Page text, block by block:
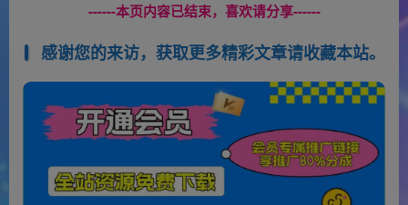
------本页内容已结束，喜欢请分享------
感谢您的来访，获取更多精彩文章请收藏本站。